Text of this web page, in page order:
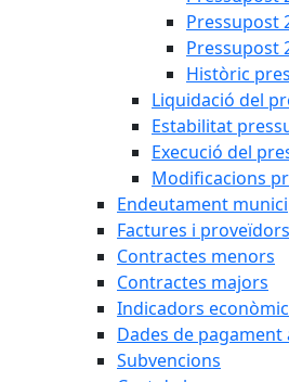
Pressupost
Pressupost
Històric
Liquidació del
Estabilitat
Execució del
Modificacions
Endeutament
Factures i proveïdors
Contractes menors
Contractes majors
Indicadors
Dades de
Subvencions